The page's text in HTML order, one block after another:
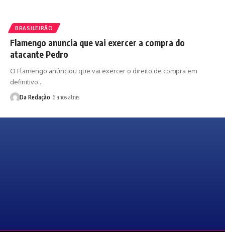
BRASILEIRÃO
Flamengo anuncia que vai exercer a compra do
atacante Pedro
O Flamengo anúnciou que vai exercer o direito de compra em
definitivo…
Da Redação 6 anos atrás